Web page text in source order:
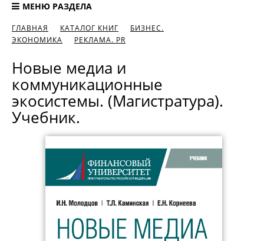
МЕНЮ РАЗДЕЛА
ГЛАВНАЯ КАТАЛОГ КНИГ
БИЗНЕС.
ЭКОНОМИКА
РЕКЛАМА. PR
Новые медиа и
коммуникационные
экосистемы. (Магистратура).
Учебник.